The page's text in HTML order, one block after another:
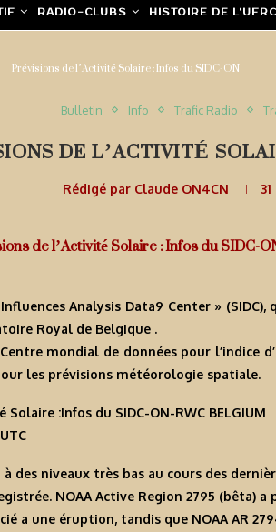
RADIO-CLUBS HISTOIRE DE L’UFRC
Prévisions de l’Activité Solaire : Infos du SIDC-ON
Bulletin Info Trafic Radio
DE L’ACTIVITÉ
Rédigé par Claude ON4CN
de l’Activité Solaire : Infos du SIDC-
Analysis Data9 Center »
Royal de Belgique .
mondial de données pour l’indice
les prévisions météorologie spatiale.
Solaire :Infos du SIDC-ON-RWC BELGIUM
TC
des niveaux très bas au cours des
NOAA Active Region 2795 (bêta)
a une éruption, tandis que NOAA AR